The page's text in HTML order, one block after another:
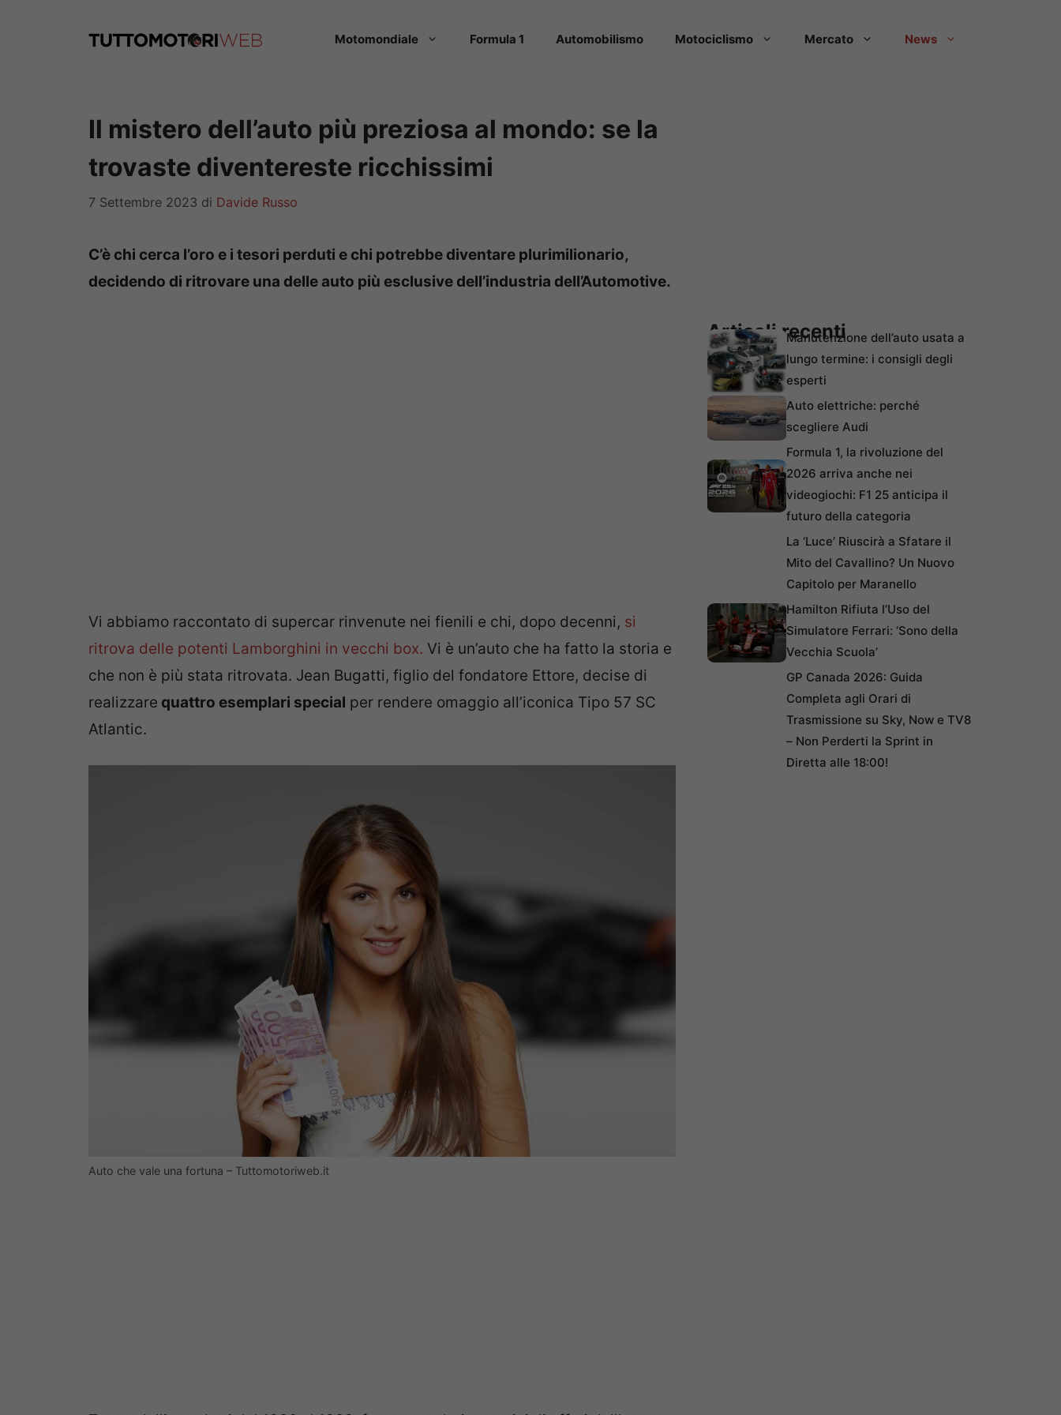
Motomondiale Formula 1 Automobilismo Motociclismo Mercato News
Il mistero dell’auto più preziosa al mondo: se la
trovaste diventereste ricchissimi
7 Settembre 2023 di Davide Russo
C’è chi cerca l’oro e i tesori perduti e chi potrebbe diventare plurimilionario,
decidendo di ritrovare una delle auto più esclusive dell’industria dell’Automotive.
Vi abbiamo raccontato di supercar rinvenute nei fienili e chi, dopo decenni, si
ritrova delle potenti Lamborghini in vecchi box. Vi è un’auto che ha fatto la storia e
che non è più stata ritrovata. Jean Bugatti, figlio del fondatore Ettore, decise di
realizzare quattro esemplari special per rendere omaggio all’iconica Tipo 57 SC
Atlantic.
Auto che vale una fortuna – Tuttomotoriweb.it
Articoli recentiManutenzione dell’auto usata a
lungo termine: i consigli degli
esperti
Auto elettriche: perché
scegliere Audi
Formula 1, la rivoluzione del
2026 arriva anche nei
videogiochi: F1 25 anticipa il
futuro della categoria
La ‘Luce’ Riuscirà a Sfatare il
Mito del Cavallino? Un Nuovo
Capitolo per Maranello
Hamilton Rifiuta l’Uso del
Simulatore Ferrari: ‘Sono della
Vecchia Scuola’
GP Canada 2026: Guida
Completa agli Orari di
Trasmissione su Sky, Now e TV8
– Non Perderti la Sprint in
Diretta alle 18:00!